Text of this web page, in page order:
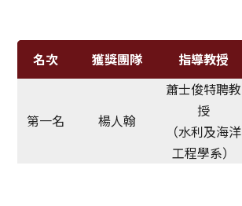
活動訊息
學術榮譽
其他
名次 獲獎團隊 指導教授
第一名 楊人翰
蕭士俊特聘教
授
（水利及海洋
工程學系）